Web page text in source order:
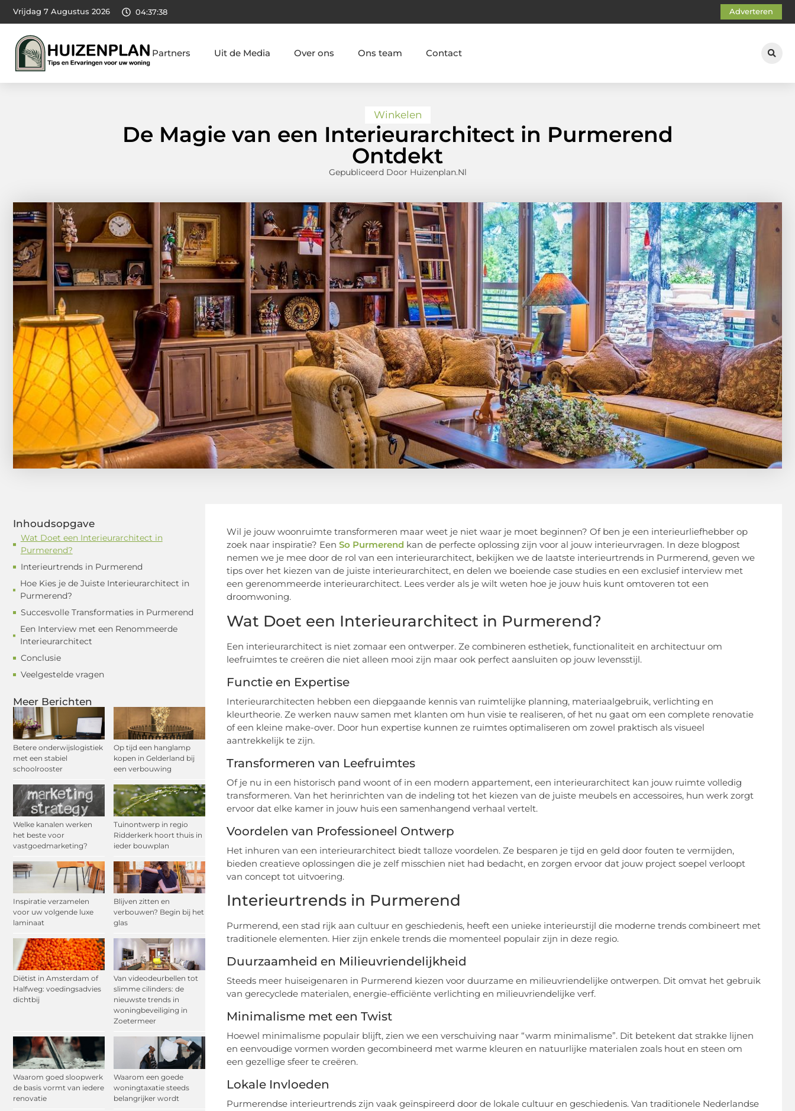
Vrijdag 7 Augustus 2026 04:37:40 Adverteren
Partners Uit de Media Over ons Ons team Contact
Winkelen
De Magie van een Interieurarchitect in Purmerend
Ontdekt
Gepubliceerd Door Huizenplan.nl
Inhoudsopgave
Wat Doet een Interieurarchitect in
Purmerend?
Interieurtrends in Purmerend
Hoe Kies je de Juiste Interieurarchitect in
Purmerend?
Succesvolle Transformaties in Purmerend
Een Interview met een Renommeerde
Interieurarchitect
Conclusie
Veelgestelde vragen
Meer Berichten
Betere onderwijslogistiek
met een stabiel
schoolrooster
Op tijd een hanglamp
kopen in Gelderland bij
een verbouwing
Welke kanalen werken
het beste voor
vastgoedmarketing?
Tuinontwerp in regio
Ridderkerk hoort thuis in
ieder bouwplan
Inspiratie verzamelen
voor uw volgende luxe
laminaat
Blijven zitten en
verbouwen? Begin bij het
glas
Diëtist in Amsterdam of
Halfweg: voedingsadvies
dichtbij
Van videodeurbellen tot
slimme cilinders: de
nieuwste trends in
woningbeveiliging in
Zoetermeer
Waarom goed sloopwerk
de basis vormt van iedere
renovatie
Waarom een goede
woningtaxatie steeds
belangrijker wordt
Wil je jouw woonruimte transformeren maar weet je niet waar je moet beginnen? Of ben je een interieurliefhebber op
zoek naar inspiratie? Een So Purmerend kan de perfecte oplossing zijn voor al jouw interieurvragen. In deze blogpost
nemen we je mee door de rol van een interieurarchitect, bekijken we de laatste interieurtrends in Purmerend, geven we
tips over het kiezen van de juiste interieurarchitect, en delen we boeiende case studies en een exclusief interview met
een gerenommeerde interieurarchitect. Lees verder als je wilt weten hoe je jouw huis kunt omtoveren tot een
droomwoning.
Wat Doet een Interieurarchitect in Purmerend?
Een interieurarchitect is niet zomaar een ontwerper. Ze combineren esthetiek, functionaliteit en architectuur om
leefruimtes te creëren die niet alleen mooi zijn maar ook perfect aansluiten op jouw levensstijl.
Functie en Expertise
Interieurarchitecten hebben een diepgaande kennis van ruimtelijke planning, materiaalgebruik, verlichting en
kleurtheorie. Ze werken nauw samen met klanten om hun visie te realiseren, of het nu gaat om een complete renovatie
of een kleine make-over. Door hun expertise kunnen ze ruimtes optimaliseren om zowel praktisch als visueel
aantrekkelijk te zijn.
Transformeren van Leefruimtes
Of je nu in een historisch pand woont of in een modern appartement, een interieurarchitect kan jouw ruimte volledig
transformeren. Van het herinrichten van de indeling tot het kiezen van de juiste meubels en accessoires, hun werk zorgt
ervoor dat elke kamer in jouw huis een samenhangend verhaal vertelt.
Voordelen van Professioneel Ontwerp
Het inhuren van een interieurarchitect biedt talloze voordelen. Ze besparen je tijd en geld door fouten te vermijden,
bieden creatieve oplossingen die je zelf misschien niet had bedacht, en zorgen ervoor dat jouw project soepel verloopt
van concept tot uitvoering.
Interieurtrends in Purmerend
Purmerend, een stad rijk aan cultuur en geschiedenis, heeft een unieke interieurstijl die moderne trends combineert met
traditionele elementen. Hier zijn enkele trends die momenteel populair zijn in deze regio.
Duurzaamheid en Milieuvriendelijkheid
Steeds meer huiseigenaren in Purmerend kiezen voor duurzame en milieuvriendelijke ontwerpen. Dit omvat het gebruik
van gerecyclede materialen, energie-efficiënte verlichting en milieuvriendelijke verf.
Minimalisme met een Twist
Hoewel minimalisme populair blijft, zien we een verschuiving naar “warm minimalisme”. Dit betekent dat strakke lijnen
en eenvoudige vormen worden gecombineerd met warme kleuren en natuurlijke materialen zoals hout en steen om
een gezellige sfeer te creëren.
Lokale Invloeden
Purmerendse interieurtrends zijn vaak geïnspireerd door de lokale cultuur en geschiedenis. Van traditionele Nederlandse